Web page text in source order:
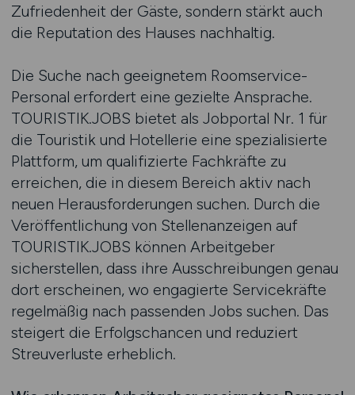
Zufriedenheit der Gäste, sondern stärkt auch
die Reputation des Hauses nachhaltig.
Die Suche nach geeignetem Roomservice-
Personal erfordert eine gezielte Ansprache.
TOURISTIK.JOBS bietet als Jobportal Nr. 1 für
die Touristik und Hotellerie eine spezialisierte
Plattform, um qualifizierte Fachkräfte zu
erreichen, die in diesem Bereich aktiv nach
neuen Herausforderungen suchen. Durch die
Veröffentlichung von Stellenanzeigen auf
TOURISTIK.JOBS können Arbeitgeber
sicherstellen, dass ihre Ausschreibungen genau
dort erscheinen, wo engagierte Servicekräfte
regelmäßig nach passenden Jobs suchen. Das
steigert die Erfolgschancen und reduziert
Streuverluste erheblich.